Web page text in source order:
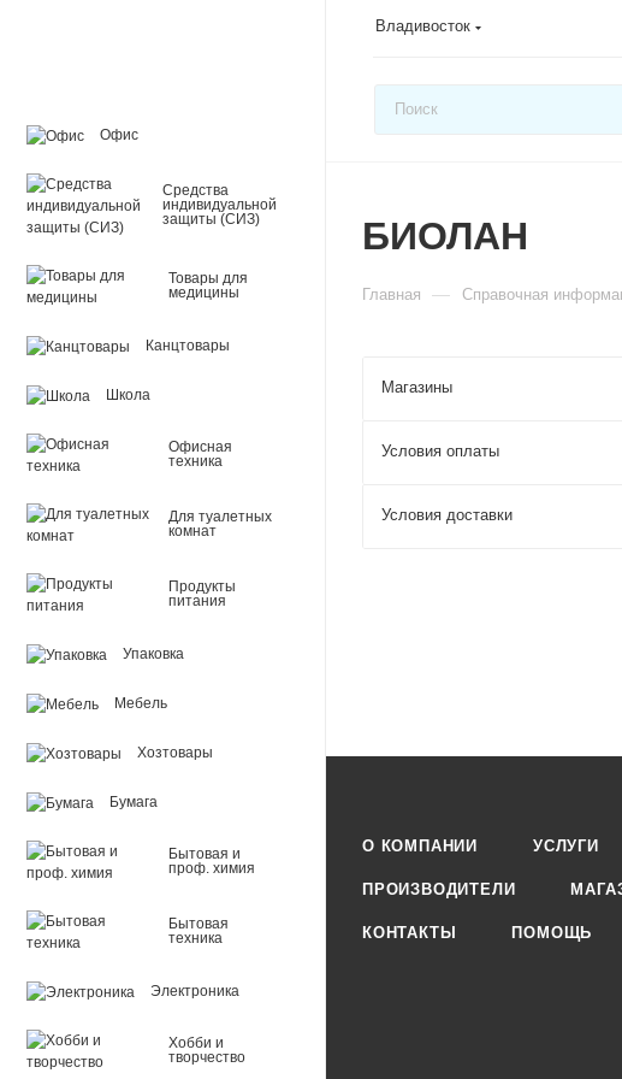
Владивосток
Офис
Средства
индивидуальной
защиты (СИЗ)
Товары для
медицины
Канцтовары
Школа
Офисная
техника
Для туалетных
комнат
Продукты
питания
Упаковка
Мебель
Хозтовары
Бумага
Бытовая и
проф. химия
Бытовая
техника
Электроника
Хобби и
творчество
БИОЛАН
Главная — Справочная
Магазины
Условия оплаты
Условия доставки
О КОМПАНИИ УСЛУГИ
ПРОИЗВОДИТЕЛИ
КОНТАКТЫ ПОМОЩЬ